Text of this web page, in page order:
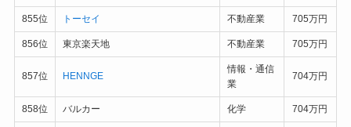
855位 トーセイ 不動産業 705万円
856位 東京楽天地 不動産業 705万円
857位 HENNGE
情報・通信
業
704万円
858位 バルカー 化学 704万円